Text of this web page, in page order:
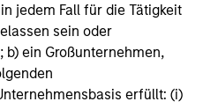
jedem Fall für die Tätigkeit
sein oder
ein Großunternehmen,
erfüllt: (i)
have higher fees and
vehicles, and such fees and
by investors.
investors who are capable
with the investments